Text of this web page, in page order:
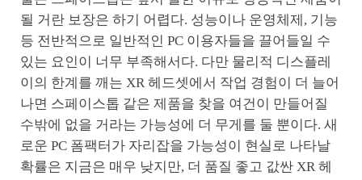
될 거란 보장은 하기 어렵다. 성능이나 운영체제, 기능
등 전반적으로 일반적인 PC 이용자들을 끌어들일 수
있는 요인이 너무 부족해서다. 다만 물리적 디스플레
이의 한계를 깨는 XR 헤드셋에서 작업 경험이 더 늘어
나면 스페이스톱 같은 제품을 찾을 여건이 만들어질
수밖에 없을 거라는 가능성에 더 무게를 둘 뿐이다. 새
로운 PC 폼팩터가 자리잡을 가능성이 현실로 나타날
확률은 지금은 매우 낮지만, 더 품질 좋고 값싼 XR 헤